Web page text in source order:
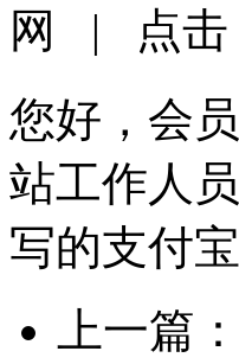
网 | 点击
您好，会
站工作人
写的支付
上一篇：